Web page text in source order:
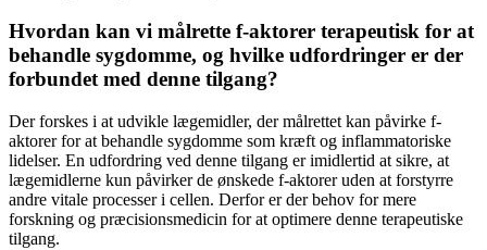
Hvordan kan vi målrette f-aktorer terapeutisk for at
behandle sygdomme, og hvilke udfordringer er der
forbundet med denne tilgang?
Der forskes i at udvikle lægemidler, der målrettet kan påvirke f-
aktorer for at behandle sygdomme som kræft og inflammatoriske
lidelser. En udfordring ved denne tilgang er imidlertid at sikre, at
lægemidlerne kun påvirker de ønskede f-aktorer uden at forstyrre
andre vitale processer i cellen. Derfor er der behov for mere
forskning og præcisionsmedicin for at optimere denne terapeutiske
tilgang.